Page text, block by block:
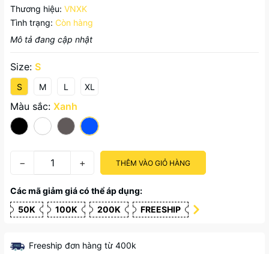
Thương hiệu: VNXK
Tình trạng: Còn hàng
Mô tả đang cập nhật
Size: S
S M L XL
Màu sắc: Xanh
− + THÊM VÀO GIỎ HÀNG
Các mã giảm giá có thể áp dụng:
50K
100K 200K FREESHIP
Freeship đơn hàng từ 400k